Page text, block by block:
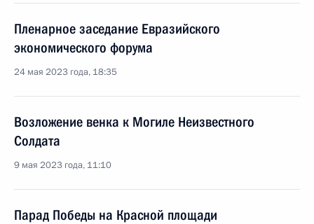
Пленарное заседание Евразийского
экономического форума
24 мая 2023 года, 18:35
Возложение венка к Могиле Неизвестного
Солдата
9 мая 2023 года, 11:10
Парад Победы на Красной площади